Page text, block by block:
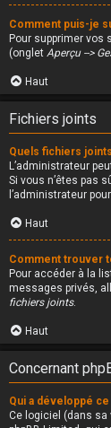
Comment puis-je
Pour supprimer vos
(onglet Aperçu -->
Haut
Fichiers joints
Quels fichiers
L’administrateur
Si vous n’êtes pas
l’administrateur
Haut
Comment trouver
Pour accéder à la
messages privés,
fichiers joints.
Haut
Concernant
Qui a développé
Ce logiciel (dans sa